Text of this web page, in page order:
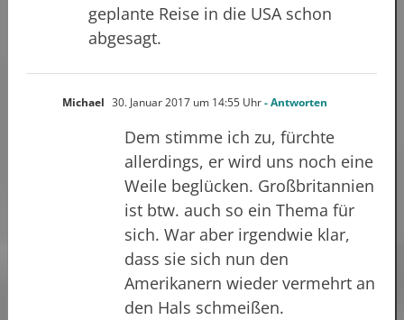
geplante Reise in die USA schon
abgesagt.
Michael 30. Januar 2017 um 14:55 Uhr- Antworten
Dem stimme ich zu, fürchte
allerdings, er wird uns noch eine
Weile beglücken. Großbritannien
ist btw. auch so ein Thema für
sich. War aber irgendwie klar,
dass sie sich nun den
Amerikanern wieder vermehrt an
den Hals schmeißen.